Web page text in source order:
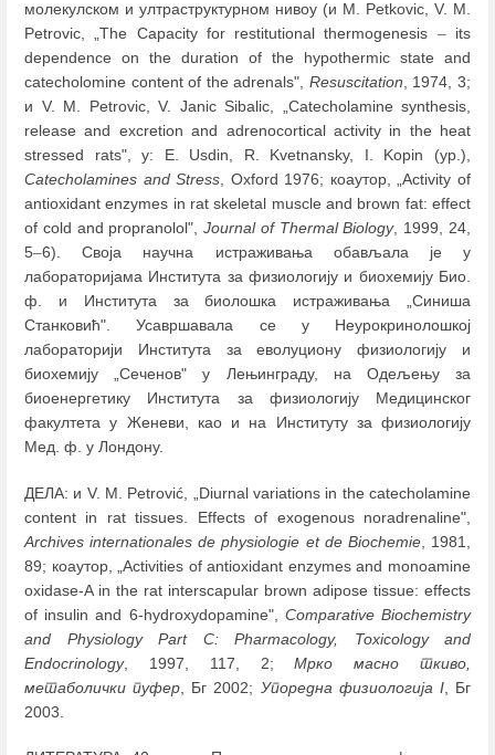
молекулском и ултраструктурном нивоу (и M. Petkovic, V. M.
Petrovic, „The Capacity for restitutional thermogenesis –its
dependence on the duration of the hypothermic state and
catecholomine content of the adrenals", Resuscitation, 1974, 3;
и V. M. Petrovic, V. Janic Sibalic, „Catecholamine synthesis,
release and excretion and adrenocortical activity in the heat
stressed rats", у: E. Usdin, R. Kvetnansky, I. Kopin (ур.),
Catecholamines and Stress, Oxford 1976; коаутор, „Activity of
antioxidant enzymes in rat skeletal muscle and brown fat: effect
of cold and propranolol",Journal of Thermal Biology, 1999, 24,
5–6). Своја научна истраживања обављала је у
лабораторијама Института за физиологију и биохемију Био.
ф. и Института за биолошка истраживања „Синиша
Станковић". Усавршавала се у Неурокринолошкој
лабораторији Института за еволуциону физиологију и
биохемију „Сеченов" у Лењинграду, на Одељењу за
биоенергетику Института за физиологију Медицинског
факултета у Женеви, као и на Институту за физиологију
Мед. ф. у Лондону.
ДЕЛА: и V. M. Petrović, „Diurnal variations in the catecholamine
content in rat tissues. Effects of exogenous noradrenaline",
Archives internationales de physiologie et de Biochemie, 1981,
89; коаутор, „Activities of antioxidant enzymes and monoamine
oxidase-A in the rat interscapular brown adipose tissue: effects
of insulin and 6-hydroxydopamine", Comparative Biochemistry
and Physiology Part C: Pharmacology, Toxicology and
Endocrinology, 1997, 117, 2;Мрко масно ткиво,
метаболички пуфер , Бг 2002; Упоредна физиологија I, Бг
2003.